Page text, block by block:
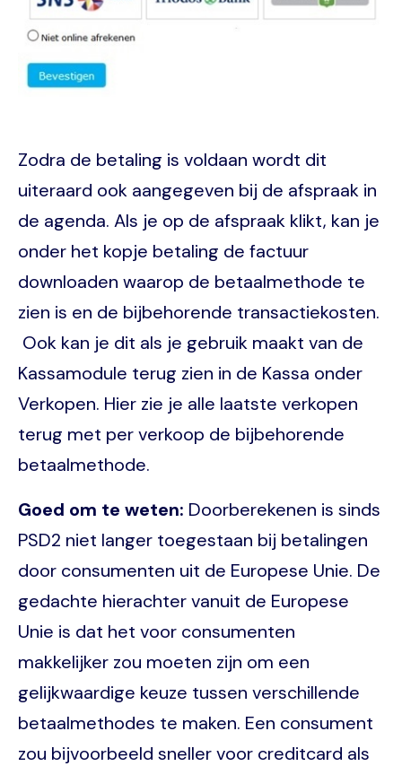
Zodra de betaling is voldaan wordt dit
uiteraard ook aangegeven bij de afspraak in
de agenda. Als je op de afspraak klikt, kan je
onder het kopje betaling de factuur
downloaden waarop de betaalmethode te
zien is en de bijbehorende transactiekosten.
Ook kan je dit als je gebruik maakt van de
Kassamodule terug zien in de Kassa onder
Verkopen. Hier zie je alle laatste verkopen
terug met per verkoop de bijbehorende
betaalmethode.
Goed om te weten: Doorberekenen is sinds
PSD2 niet langer toegestaan bij betalingen
door consumenten uit de Europese Unie. De
gedachte hierachter vanuit de Europese
Unie is dat het voor consumenten
makkelijker zou moeten zijn om een
gelijkwaardige keuze tussen verschillende
betaalmethodes te maken. Een consument
zou bijvoorbeeld sneller voor creditcard als